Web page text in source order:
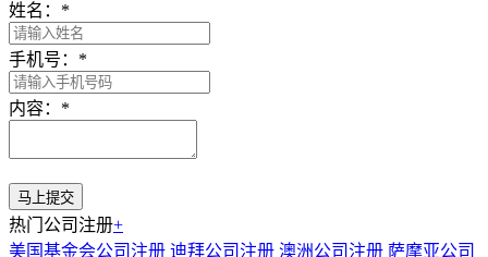
姓名： *
手机号： *
内容： *
热门公司注册+
美国基金会公司注册 迪拜公司注册 澳洲公司注册 萨摩亚公司